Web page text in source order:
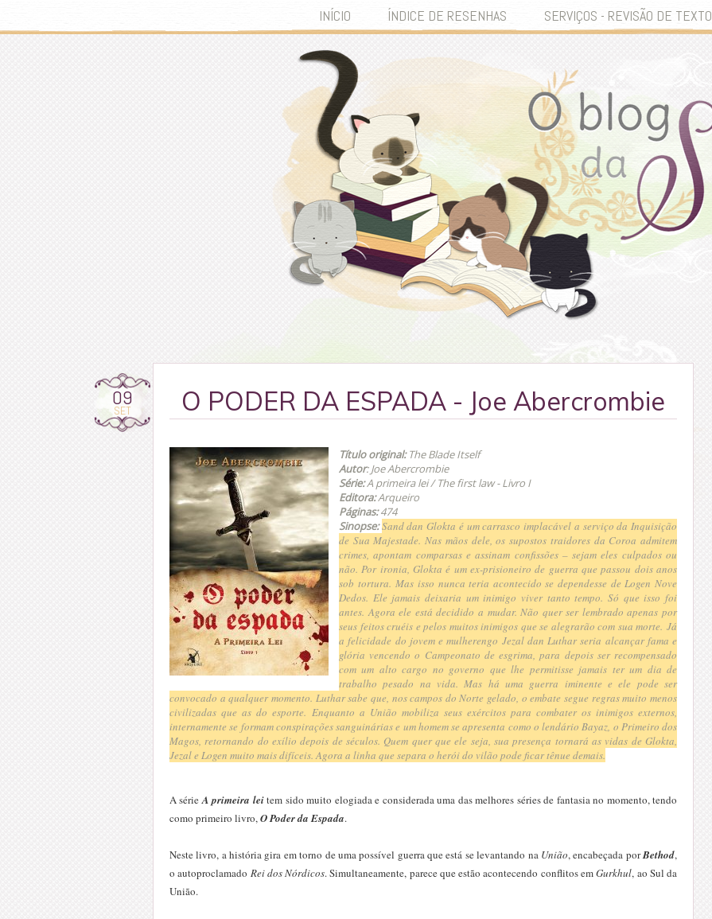
INÍCIO ÍNDICE DE RESENHAS SERVIÇOS - REVISÃO DE TEXTO
09
SET O PODER DA ESPADA - Joe Abercrombie
Título original:The Blade Itself
Autor: Joe Abercrombie
Série:A primeira lei / The first law - Livro I
Editora:Arqueiro
Páginas:474
Sinopse: Sand dan Glokta é um carrasco implacável a serviço da Inquisição
de Sua Majestade. Nas mãos dele, os supostos traidores da Coroa admitem
crimes, apontam comparsas e assinam confissões – sejam eles culpados ou
não. Por ironia, Glokta é um ex-prisioneiro de guerra que passou dois anos
sob tortura. Mas isso nunca teria acontecido se dependesse de Logen Nove
Dedos. Ele jamais deixaria um inimigo viver tanto tempo. Só que isso foi
antes. Agora ele está decidido a mudar. Não quer ser lembrado apenas por
seus feitos cruéis e pelos muitos inimigos que se alegrarão com sua morte. Já
a felicidade do jovem e mulherengo Jezal dan Luthar seria alcançar fama e
glória vencendo o Campeonato de esgrima, para depois ser recompensado
com um alto cargo no governo que lhe permitisse jamais ter um dia de
trabalho pesado na vida. Mas há uma guerra iminente e ele pode ser
convocado a qualquer momento. Luthar sabe que, nos campos do Norte gelado, o embate segue regras muito menos
civilizadas que as do esporte. Enquanto a União mobiliza seus exércitos para combater os inimigos externos,
internamente se formam conspirações sanguinárias e um homem se apresenta como o lendário Bayaz, o Primeiro dos
Magos, retornando do exílio depois de séculos. Quem quer que ele seja, sua presença tornará as vidas de Glokta,
Jezal e Logen muito mais difíceis. Agora a linha que separa o herói do vilão pode ficar tênue demais.
A série A primeira leitem sido muito elogiada e considerada uma das melhores séries de fantasia no momento, tendo
como primeiro livro, O Poder da Espada.
Neste livro, a história gira em torno de uma possível guerra que está se levantando na União, encabeçada porBethod,
o autoproclamado Rei dos Nórdicos. Simultaneamente, parece que estão acontecendo conflitos emGurkhul, ao Sul da
União.